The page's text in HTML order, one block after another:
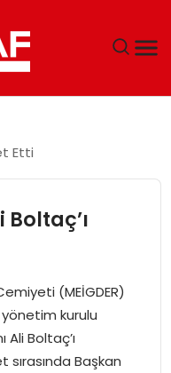
Etti
(MEİGDER)
kurulu
Boltaç’ı
Başkan